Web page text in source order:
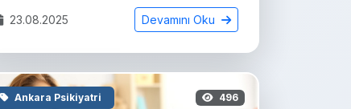
23.08.2025 Devamını Oku
Ankara Psikiyatri 496